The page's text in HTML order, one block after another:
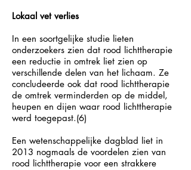
Lokaal vet verlies
In een soortgelijke studie lieten
onderzoekers zien dat rood lichttherapie
een reductie in omtrek liet zien op
verschillende delen van het lichaam. Ze
concludeerde ook dat rood lichttherapie
de omtrek verminderden op de middel,
heupen en dijen waar rood lichttherapie
werd toegepast.(6)
Een wetenschappelijke dagblad liet in
2013 nogmaals de voordelen zien van
rood lichttherapie voor een strakkere